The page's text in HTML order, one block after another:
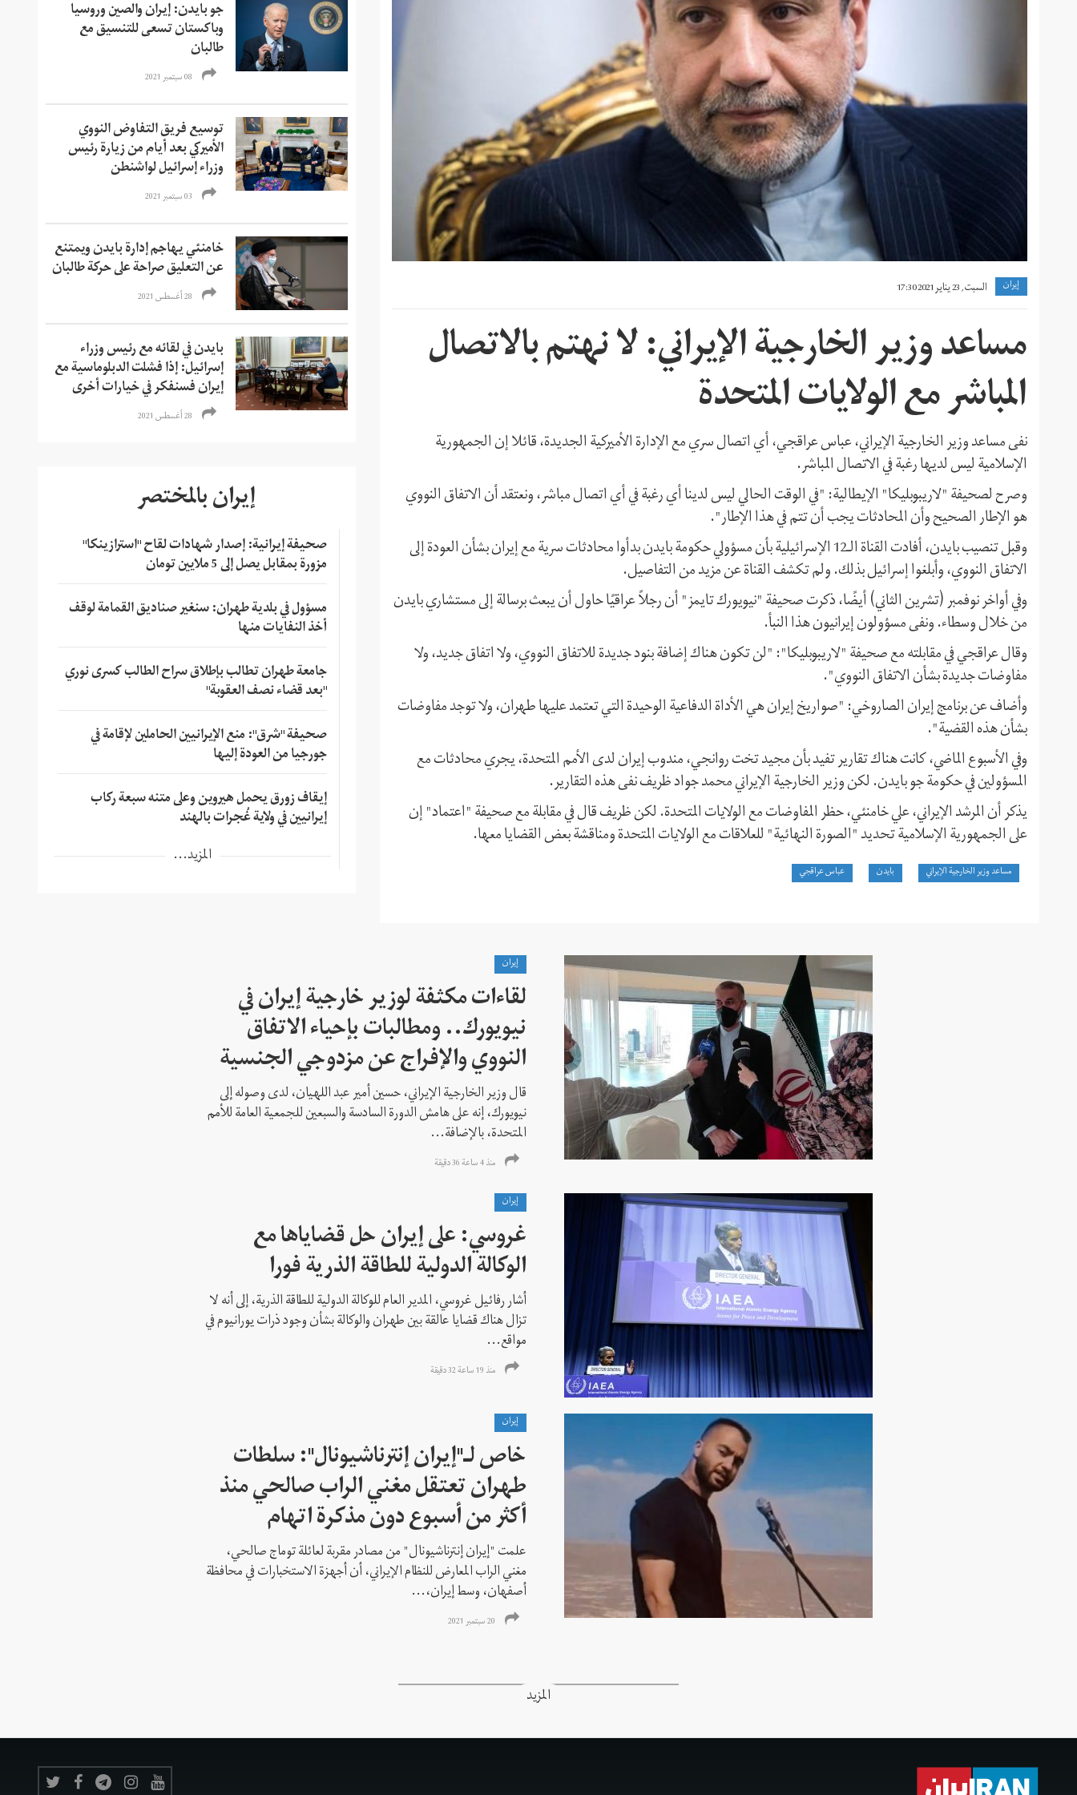
إيران السبت, 23 يناير 2021 17:30
مساعد وزير الخارجية الإيراني: لا نهتم بالاتصال
المباشر مع الولايات المتحدة
نفى مساعد وزير الخارجية الإيراني، عباس عراقجي، أي اتصال سري مع الإدارة الأميركية الجديدة، قائلا إن الجمهورية
الإسلامية ليس لديها رغبة في الاتصال المباشر.
وصرح لصحيفة "لاريبوبليكا" الإيطالية: "في الوقت الحالي ليس لدينا أي رغبة في أي اتصال مباشر، ونعتقد أن الاتفاق النووي
هو الإطار الصحيح وأن المحادثات يجب أن تتم في هذا الإطار".
وقبل تنصيب بايدن، أفادت القناة الـ12 الإسرائيلية بأن مسؤولي حكومة بايدن بدأوا محادثات سرية مع إيران بشأن العودة إلى
الاتفاق النووي، وأبلغوا إسرائيل بذلك. ولم تكشف القناة عن مزيد من التفاصيل.
وفي أواخر نوفمبر (تشرين الثاني) أيضًا، ذكرت صحيفة "نيويورك تايمز" أن رجلاً عراقيًا حاول أن يبعث برسالة إلى مستشاري بايدن
من خلال وسطاء. ونفى مسؤولون إيرانيون هذا النبأ.
وقال عراقجي في مقابلته مع صحيفة "لاريبوبليكا": "لن تكون هناك إضافة بنود جديدة للاتفاق النووي، ولا اتفاق جديد، ولا
مفاوضات جديدة بشأن الاتفاق النووي".
وأضاف عن برنامج إيران الصاروخي: "صواريخ إيران هي الأداة الدفاعية الوحيدة التي تعتمد عليها طهران، ولا توجد مفاوضات
بشأن هذه القضية".
وفي الأسبوع الماضي، كانت هناك تقارير تفيد بأن مجيد تخت روانجي، مندوب إيران لدى الأمم المتحدة، يجري محادثات مع
المسؤولين في حكومة جو بايدن. لكن وزير الخارجية الإيراني محمد جواد ظريف نفى هذه التقارير.
يذكر أن المرشد الإيراني، علي خامنئي، حظر المفاوضات مع الولايات المتحدة. لكن ظريف قال في مقابلة مع صحيفة "اعتماد" إن
على الجمهورية الإسلامية تحديد "الصورة النهائية" للعلاقات مع الولايات المتحدة ومناقشة بعض القضايا معها.
مساعد وزير الخارجية الإيراني بايدن عباس عراقجي
جو بايدن: إيران والصين وروسيا
وباكستان تسعى للتنسيق مع
طالبان
08 سبتمبر 2021
توسيع فريق التفاوض النووي
الأميركي بعد أيام من زيارة رئيس
وزراء إسرائيل لواشنطن
03 سبتمبر 2021
خامنئي يهاجم إدارة بايدن ويمتنع
عن التعليق صراحة على حركة طالبان
28 أغسطس 2021
بايدن في لقائه مع رئيس وزراء
إسرائيل: إذا فشلت الدبلوماسية مع
إيران فسنفكر في خيارات أخرى
28 أغسطس 2021
إيران بالمختصر
صحيفة إيرانية: إصدار شهادات لقاح "استرازينكا"
مزورة بمقابل يصل إلى 5 ملايين تومان
مسؤول في بلدية طهران: سنغير صناديق القمامة لوقف
أخذ النفايات منها
جامعة طهران تطالب بإطلاق سراح الطالب كسرى نوري
"بعد قضاء نصف العقوبة"
صحيفة "شرق": منع الإيرانيين الحاملين لإقامة في
جورجيا من العودة إليها
إيقاف زورق يحمل هيروين وعلى متنه سبعة ركاب
إيرانيين في ولاية غُجرات بالهند
المزيد...
إيران
لقاءات مكثفة لوزير خارجية إيران في
نيويورك.. ومطالبات بإحياء الاتفاق
النووي والإفراج عن مزدوجي الجنسية
قال وزير الخارجية الإيراني، حسين أمير عبد اللهيان، لدى وصوله إلى
نيويورك، إنه على هامش الدورة السادسة والسبعين للجمعية العامة للأمم
المتحدة، بالإضافة...
منذ 4 ساعة 36 دقیقة
إيران
غروسي: على إيران حل قضاياها مع
الوكالة الدولية للطاقة الذرية فورا
أشار رفائيل غروسي، المدير العام للوكالة الدولية للطاقة الذرية، إلى أنه لا
تزال هناك قضايا عالقة بين طهران والوكالة بشأن وجود ذرات يورانيوم في
مواقع...
منذ 19 ساعة 32 دقیقة
إيران
خاص لـ"إيران إنترناشيونال": سلطات
طهران تعتقل مغني الراب صالحي منذ
أكثر من أسبوع دون مذكرة اتهام
علمت "إيران إنترناشيونال" من مصادر مقربة لعائلة توماج صالحي،
مغني الراب المعارض للنظام الإيراني، أن أجهزة الاستخبارات في محافظة
أصفهان، وسط إيران،...
20 سبتمبر 2021
المزيد